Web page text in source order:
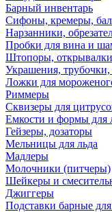
Барный инвентарь
Сифоны, кремеры,
Нарзанники,
Пробки для вина и
Штопоры,
Украшения, трубочки,
Ложки для
Риммеры
Сквизеры для
Емкости и формы для
Гейзеры, дозаторы
Мельницы для льда
Мадлеры
Молочники (питчеры)
Шейкеры и
Джиггеры
Подставки барные